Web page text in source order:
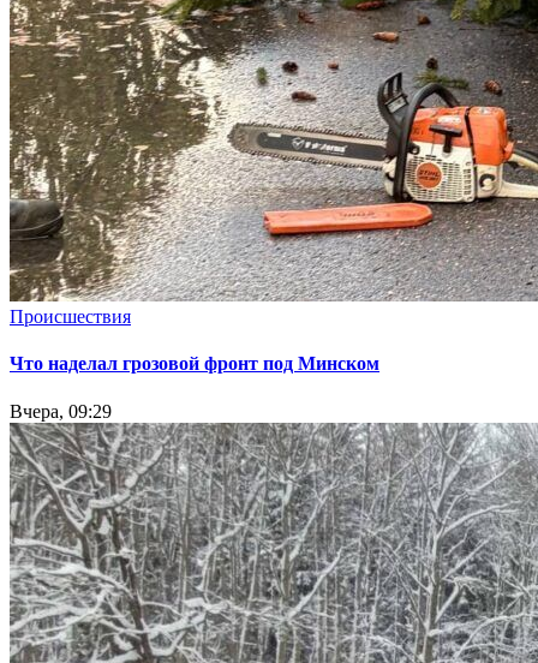
Происшествия
Что наделал грозовой фронт под Минском
Вчера, 09:29